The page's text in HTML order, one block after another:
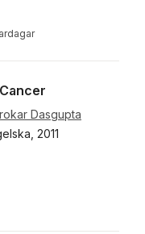
Dasgupta
2011